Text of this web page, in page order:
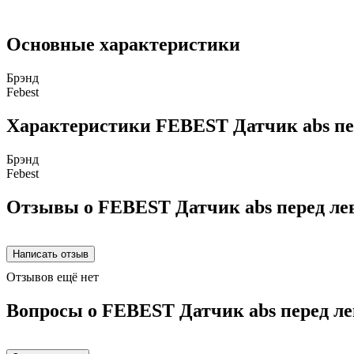
Основные характеристики
Брэнд
Febest
Характеристики FEBEST Датчик abs
Брэнд
Febest
Отзывы о FEBEST Датчик abs перед
Отзывов ещё нет
Вопросы о FEBEST Датчик abs перед